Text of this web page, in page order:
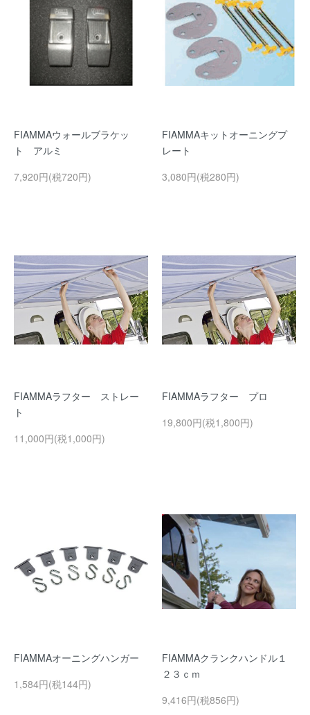
FIAMMAウォールブラケッ
ト アルミ
7,920円(税720円)
FIAMMAキットオーニングプ
レート
3,080円(税280円)
FIAMMAラフター ストレー
ト
11,000円(税1,000円)
FIAMMAラフター プロ
19,800円(税1,800円)
FIAMMAオーニングハンガー
1,584円(税144円)
FIAMMAクランクハンドル１
２３ｃｍ
9,416円(税856円)